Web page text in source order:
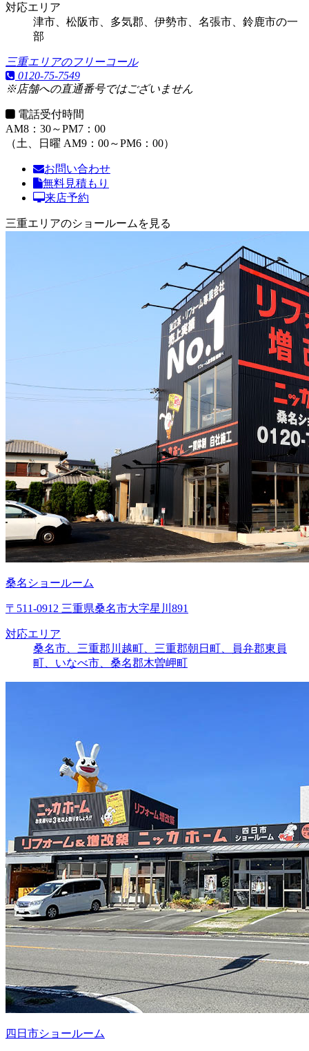
対応エリア
津市、松阪市、多気郡、伊勢市、名張市、鈴鹿市の一
部
三重エリアのフリーコール
0120-75-7549
※店舗への直通番号ではございません
電話受付時間
AM8：30～PM7：00
（土、日曜 AM9：00～PM6：00）
お問い合わせ
無料見積もり
来店予約
三重エリアのショールームを見る
桑名ショールーム
〒511-0912 三重県桑名市大字星川891
対応エリア
桑名市、三重郡川越町、三重郡朝日町、員弁郡東員
町、いなべ市、桑名郡木曽岬町
四日市ショールーム